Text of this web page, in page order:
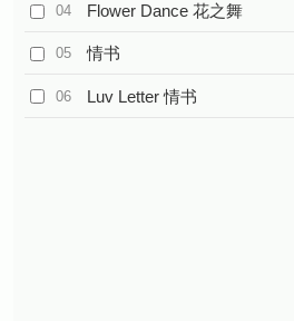
04 Flower Dance 花之舞
05 情书
06 Luv Letter 情书